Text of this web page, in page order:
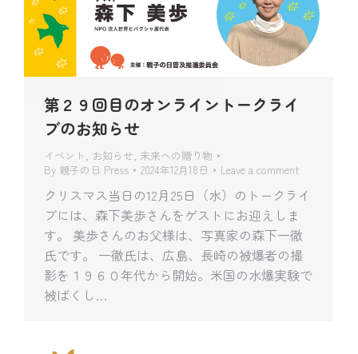
第２９回目のオンライントークライ
ブのお知らせ
イベント , お知らせ, 未来への贈り物
By 親子の日 Press 2024年12月18日 Leave a comment
クリスマス当日の12月25日（水）のトークライ
ブには、森下美歩さんをゲストにお迎えしま
す。 美歩さんのお父様は、写真家の森下一徹
氏です。 一徹氏は、広島、長崎の被爆者の撮
影を１９６０年代から開始。米国の水爆実験で
被ばくし…